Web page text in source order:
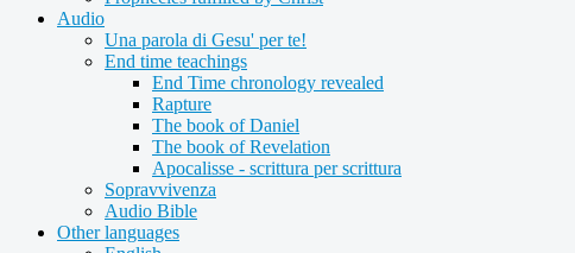
Audio
Una parola di Gesu' per te!
End time teachings
End Time chronology revealed
Rapture
The book of Daniel
The book of Revelation
Apocalisse - scrittura per scrittura
Sopravvivenza
Audio Bible
Other languages